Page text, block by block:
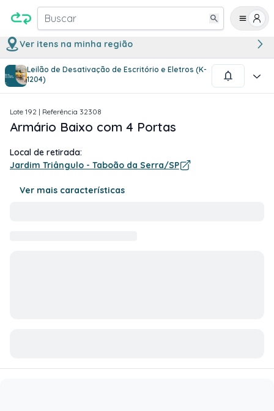
Buscar
Ver itens na minha região
Leilão de Desativação de Escritório e Eletros (K-
1204)
1/2
Lote 192 | Referência 32308
Armário Baixo com 4 Portas
Local de retirada:
Jardim Triângulo - Taboão da Serra/SP
Ver mais características